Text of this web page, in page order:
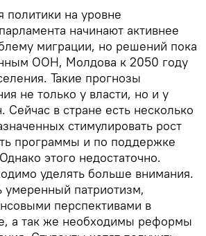
на уровне
начинают активнее
миграции, но решений пока
ООН, Молдова к 2050 году
Такие прогнозы
не только у власти, но и у
Сейчас в стране есть несколько
стимулировать рост
программы и по поддержке
этого недостаточно.
уделять больше внимания.
умеренный патриотизм,
перспективами в
а так же необходимы реформы